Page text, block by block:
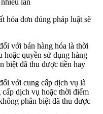
hóa đơn đúng pháp luật sẽ
với bán hàng hóa là thời
hoặc quyền sử dụng hàng
biệt đã thu được tiền hay
với cung cấp dịch vụ là
dịch vụ hoặc thời điểm
phân biệt đã thu được